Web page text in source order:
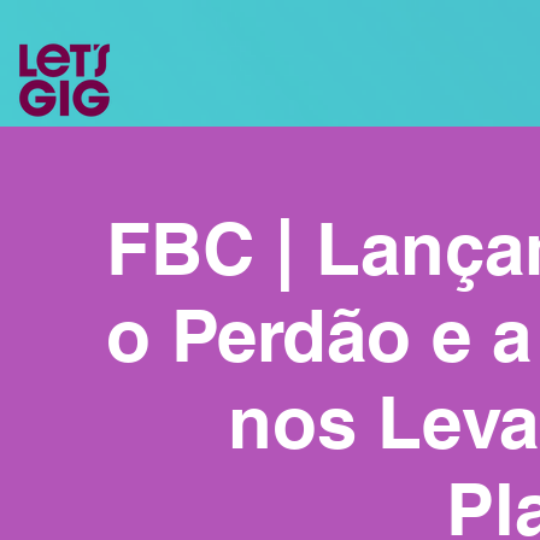
FBC |
o Perdão e
nos